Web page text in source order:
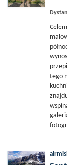
tego